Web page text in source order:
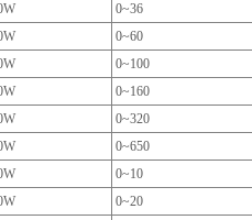
0~36
0~60
0~100
0~160
0~320
0~650
0~10
0~20